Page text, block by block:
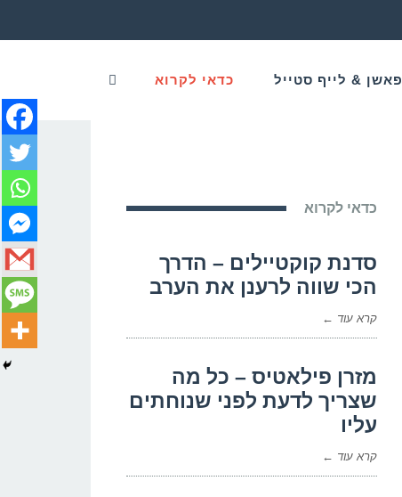
פאשן & לייף סטייל כדאי לקרוא
כדאי לקרוא
סדנת קוקטיילים – הדרך
הכי שווה לרענן את הערב
קרא עוד ←
מזרן פילאטיס – כל מה
שצריך לדעת לפני שנוחתים
עליו
קרא עוד ←